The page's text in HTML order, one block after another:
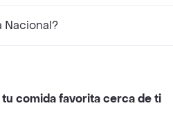
Nacional?
tu comida favorita cerca de ti